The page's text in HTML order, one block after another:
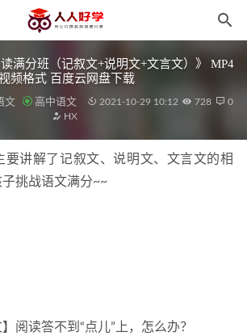
读满分班（记叙文+说明文+文言文）》 MP4
频格式 百度云网盘下载
文 高中语文 2021-10-29 10:12 728
0
HX
要讲解了记叙文、说明文、文言文的相
挑战语文满分~~
阅读答不到“点儿”上，怎么办？
卡Question》日常对话+四季主题PDF 百度
课堂》 提升孩子写作技巧 MP4视频 百度